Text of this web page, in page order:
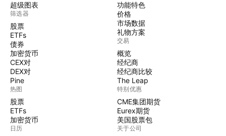
超级图表
筛选器
股票
ETFs
债券
加密货币
CEX对
DEX对
Pine
热图
股票
ETFs
加密货币
日历
功能特色
价格
市场数据
礼物方案
交易
概览
经纪商
经纪商比较
The Leap
特别优惠
CME集团期货
Eurex期货
美国股票包
关于公司